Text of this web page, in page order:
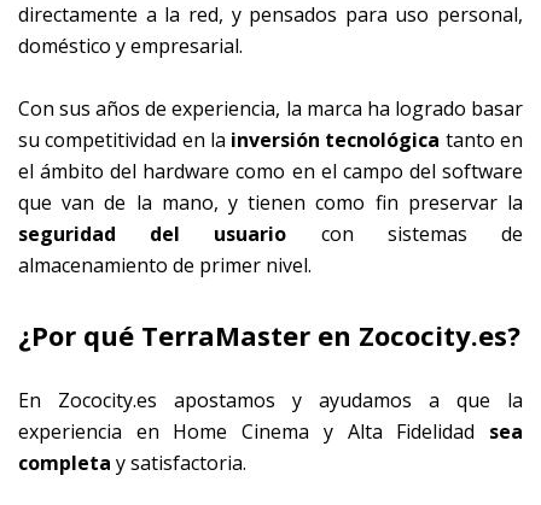
directamente a la red, y pensados para uso personal,
doméstico y empresarial.
Con sus años de experiencia, la marca ha logrado basar
su competitividad en la inversión tecnológica tanto en
el ámbito del hardware como en el campo del software
que van de la mano, y tienen como fin preservar la
seguridad del usuario con sistemas de
almacenamiento de primer nivel.
¿Por qué TerraMaster en Zococity.es?
En Zococity.es apostamos y ayudamos a que la
experiencia en Home Cinema y Alta Fidelidad sea
completa y satisfactoria.